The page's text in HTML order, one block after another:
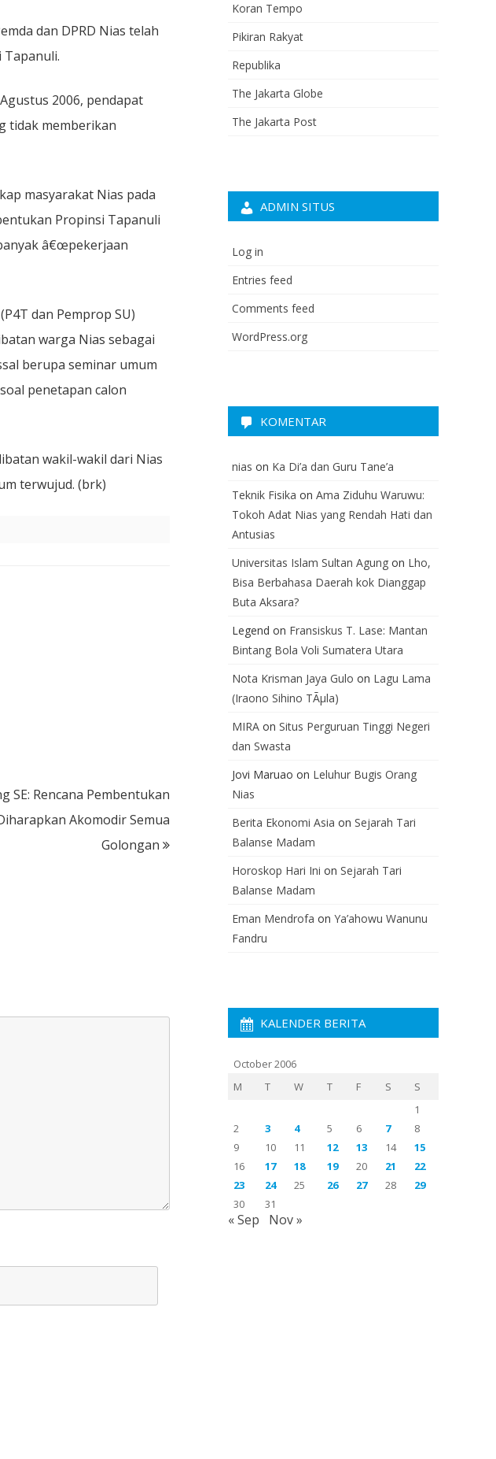
dan DPRD Nias telah
Tapanuli.
2006, pendapat
tidak memberikan
masyarakat Nias pada
Propinsi Tapanuli
â€œpekerjaan
dan Pemprop SU)
warga Nias sebagai
berupa seminar umum
penetapan calon
wakil-wakil dari Nias
terwujud. (brk)
SE: Rencana Pembentukan
Akomodir Semua
Golongan
Koran Tempo
Pikiran Rakyat
Republika
The Jakarta Globe
The Jakarta Post
ADMIN SITUS
Log in
Entries feed
Comments feed
WordPress.org
KOMENTAR
nias on Ka Di’a dan Guru Tane’a
Teknik Fisika on Ama Ziduhu Waruwu:
Tokoh Adat Nias yang Rendah Hati dan
Antusias
Universitas Islam Sultan Agung on Lho,
Bisa Berbahasa Daerah kok Dianggap
Buta Aksara?
Legend on Fransiskus T. Lase: Mantan
Bintang Bola Voli Sumatera Utara
Nota Krisman Jaya Gulo on Lagu Lama
(Iraono Sihino TÃµla)
MIRA on Situs Perguruan Tinggi Negeri
dan Swasta
Jovi Maruao on Leluhur Bugis Orang
Nias
Berita Ekonomi Asia on Sejarah Tari
Balanse Madam
Horoskop Hari Ini on Sejarah Tari
Balanse Madam
Eman Mendrofa on Ya’ahowu Wanunu
Fandru
KALENDER BERITA
October 2006
M
T W T F S
S
1
2
3 4 5 6 7
8
9
10 11 12 13 14
15
16
17 18 19 20 21
22
23
24 25 26 27 28
29
30
31
« Sep Nov »